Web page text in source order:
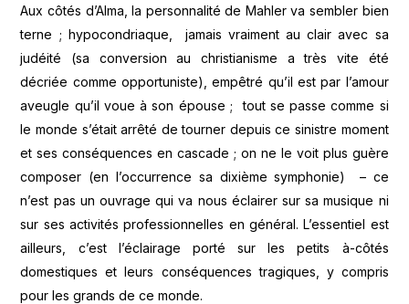
Aux côtés d’Alma, la personnalité de Mahler va sembler bien
terne ; hypocondriaque, jamais vraiment au clair avec sa
judéité (sa conversion au christianisme a très vite été
décriée comme opportuniste), empêtré qu’il est par l’amour
aveugle qu’il voue à son épouse ; tout se passe comme si
le monde s’était arrêté de tourner depuis ce sinistre moment
et ses conséquences en cascade ; on ne le voit plus guère
composer (en l’occurrence sa dixième symphonie) – ce
n’est pas un ouvrage qui va nous éclairer sur sa musique ni
sur ses activités professionnelles en général. L’essentiel est
ailleurs, c’est l’éclairage porté sur les petits à-côtés
domestiques et leurs conséquences tragiques, y compris
pour les grands de ce monde.